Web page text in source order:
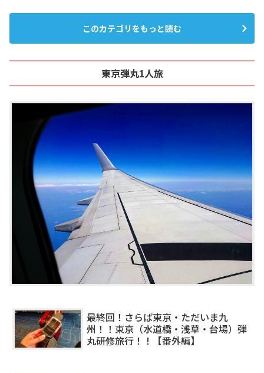
このカテゴリをもっと読む
東京弾丸1人旅
最終回！さらば東京・ただいま九
州！！東京（水道橋・浅草・台場）弾
丸研修旅行！！【番外編】